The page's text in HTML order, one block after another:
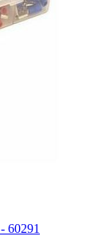
60291